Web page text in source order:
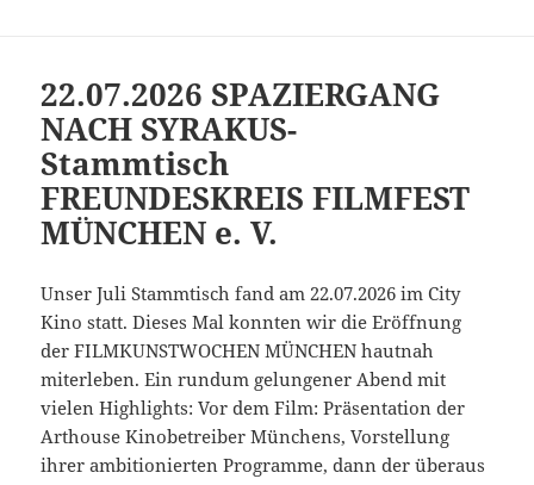
22.07.2026 SPAZIERGANG
NACH SYRAKUS-
Stammtisch
FREUNDESKREIS FILMFEST
MÜNCHEN e. V.
Unser Juli Stammtisch fand am 22.07.2026 im City
Kino statt. Dieses Mal konnten wir die Eröffnung
der FILMKUNSTWOCHEN MÜNCHEN hautnah
miterleben. Ein rundum gelungener Abend mit
vielen Highlights: Vor dem Film: Präsentation der
Arthouse Kinobetreiber Münchens, Vorstellung
ihrer ambitionierten Programme, dann der überaus